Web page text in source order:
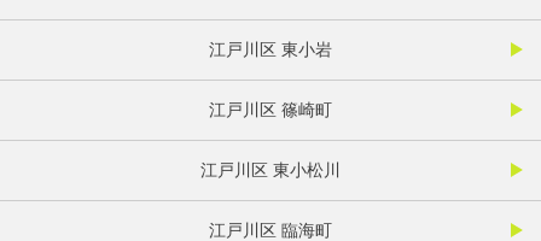
江戸川区 東小岩
江戸川区 篠崎町
江戸川区 東小松川
江戸川区 臨海町